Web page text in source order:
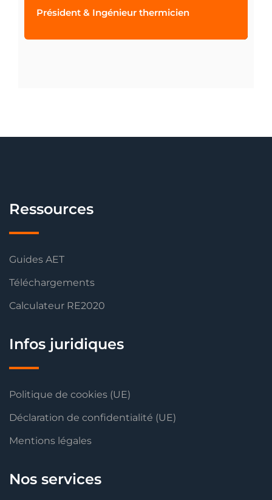
Président & Ingénieur thermicien
Ressources
Guides AET
Téléchargements
Calculateur RE2020
Infos juridiques
Politique de cookies (UE)
Déclaration de confidentialité (UE)
Mentions légales
Nos services